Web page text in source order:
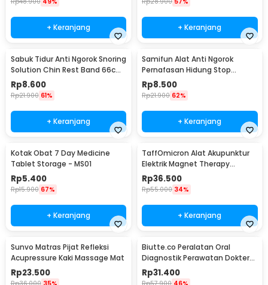
+ Keranjang + Keranjang
Sabuk Tidur Anti Ngorok Snoring
Solution Chin Rest Band 66cm
- 5582
Rp8.600
Rp21.900 61%
+ Keranjang
Samifun Alat Anti Ngorok
Pernafasan Hidung Stop
Snoring Air Purifier - MX-555
Rp8.500
Rp21.900 62%
+ Keranjang
Kotak Obat 7 Day Medicine
Tablet Storage - MS01
Rp5.400
Rp15.900 67%
+ Keranjang
TaffOmicron Alat Akupunktur
Elektrik Magnet Therapy
Battery - DF-618
Rp36.500
Rp55.000 34%
+ Keranjang
Sunvo Matras Pijat Refleksi
Acupressure Kaki Massage Mat
Rp23.500
Biutte.co Peralatan Oral
Diagnostik Perawatan Dokter
Gigi Dental 5in1 - 7CKQ01
Rp31.400